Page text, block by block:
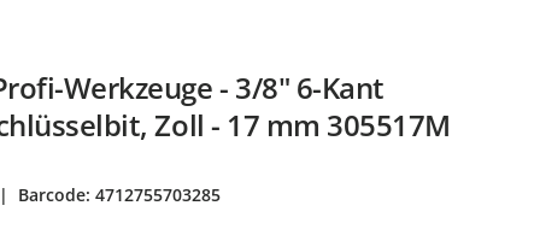
Werkzeuge - 3/8" 6-Kant
Zoll - 17 mm 305517M
| Barcode: 4712755703285